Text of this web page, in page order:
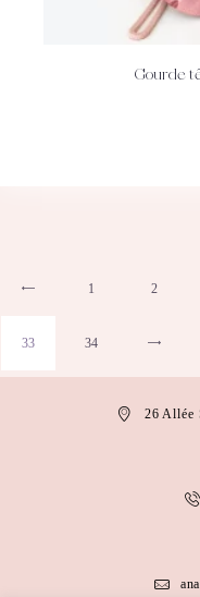
ACHETEZGourde
1 2
33 34
26 Allée